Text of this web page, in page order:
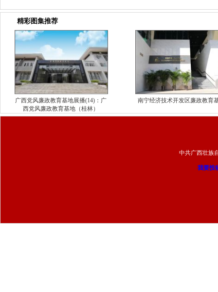
精彩图集推荐
广西党风廉政教育基地展播(14)：广
西党风廉政教育基地（桂林）
南宁经济技术开发区廉政教育
中共广西壮
我要投